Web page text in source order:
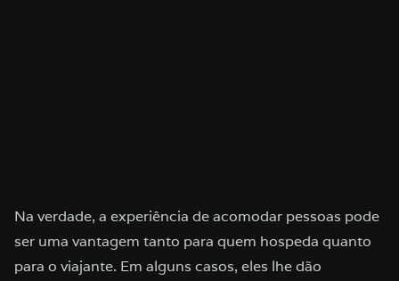
Na verdade, a experiência de acomodar pessoas pode
ser uma vantagem tanto para quem hospeda quanto
para o viajante. Em alguns casos, eles lhe dão